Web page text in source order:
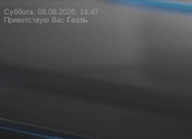
Суббота, 08.08.2026, 14:47
Приветствую Вас Гость